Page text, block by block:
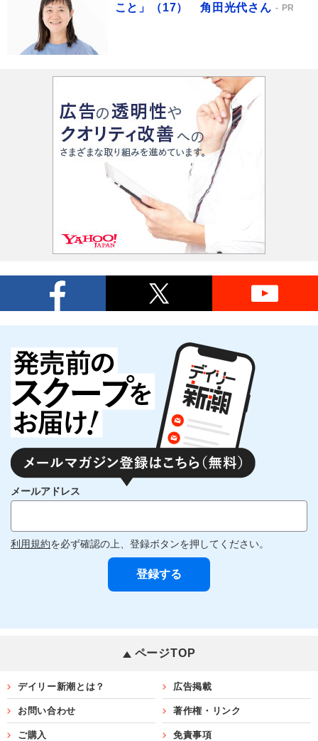
こと」（17） 角田光代さん
PR
メールアドレス
利用規約を必ず確認の上、登録ボタンを押してください。
ページTOP
デイリー新潮とは？ 広告掲載
お問い合わせ 著作権・リンク
ご購入 免責事項